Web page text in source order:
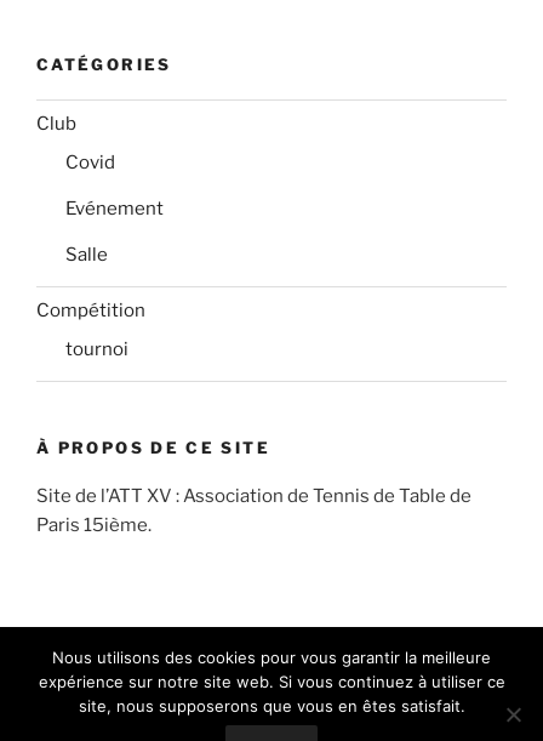
CATÉGORIES
Club
Covid
Evénement
Salle
Compétition
tournoi
À PROPOS DE CE SITE
Site de l’ATT XV : Association de Tennis de Table de
Paris 15ième.
Insta
E-
Nous utilisons des cookies pour vous garantir la meilleure
expérience sur notre site web. Si vous continuez à utiliser ce
site, nous supposerons que vous en êtes satisfait.